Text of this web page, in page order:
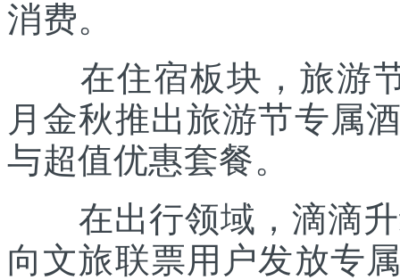
消费。
在住宿板块，旅游节
月金秋推出旅游节专属
与超值优惠套餐。
在出行领域，滴滴升
向文旅联票用户发放专